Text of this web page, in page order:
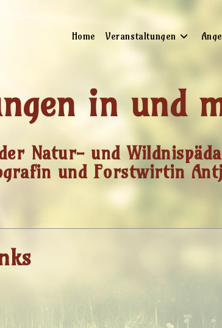
Home Veranstaltungen
in und
Natur- und
und Forstwirtin